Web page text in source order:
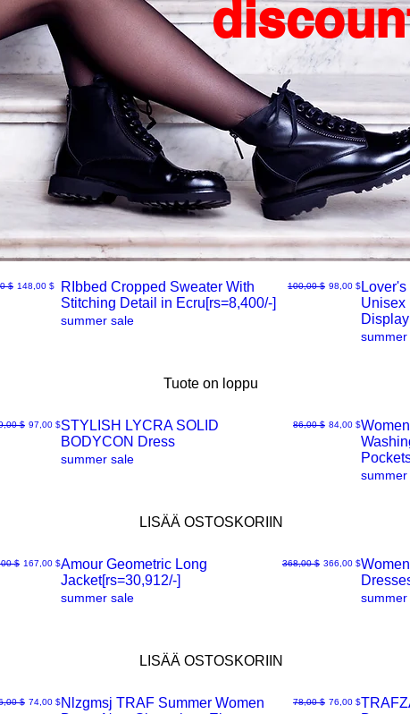
hinta
$ Alehinta
148,00 $
Pikakatselu
RIbbed Cropped Sweater With
Stitching Detail in Ecru[rs=8,400/-]
Normaali hinta
100,00 $ Alehinta
98,00 $
summer sale
Tuote on loppu
Pikakatselu
Unisex
summer
hinta
$ Alehinta
97,00 $
Pikakatselu
STYLISH LYCRA SOLID
BODYCON Dress
Normaali hinta
86,00 $ Alehinta
84,00 $
summer sale
LISÄÄ OSTOSKORIIN
Pikakatselu
summer
hinta
$ Alehinta
167,00 $
Pikakatselu
Amour Geometric Long
Jacket[rs=30,912/-]
Normaali hinta
368,00 $ Alehinta
366,00 $
summer sale
LISÄÄ OSTOSKORIIN
Pikakatselu
summer
hinta
$ Alehinta
74,00 $Nlzgmsj TRAF Summer Women
Normaali hinta
78,00 $ Alehinta
76,00 $